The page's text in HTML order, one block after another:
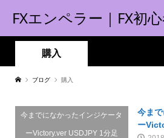
FXエンペラー｜FX初
の指南書！
購入
ブログ 購入
今までになかったインジケータ
ーVictory.ver USDJPY 1分足
今ま
ー